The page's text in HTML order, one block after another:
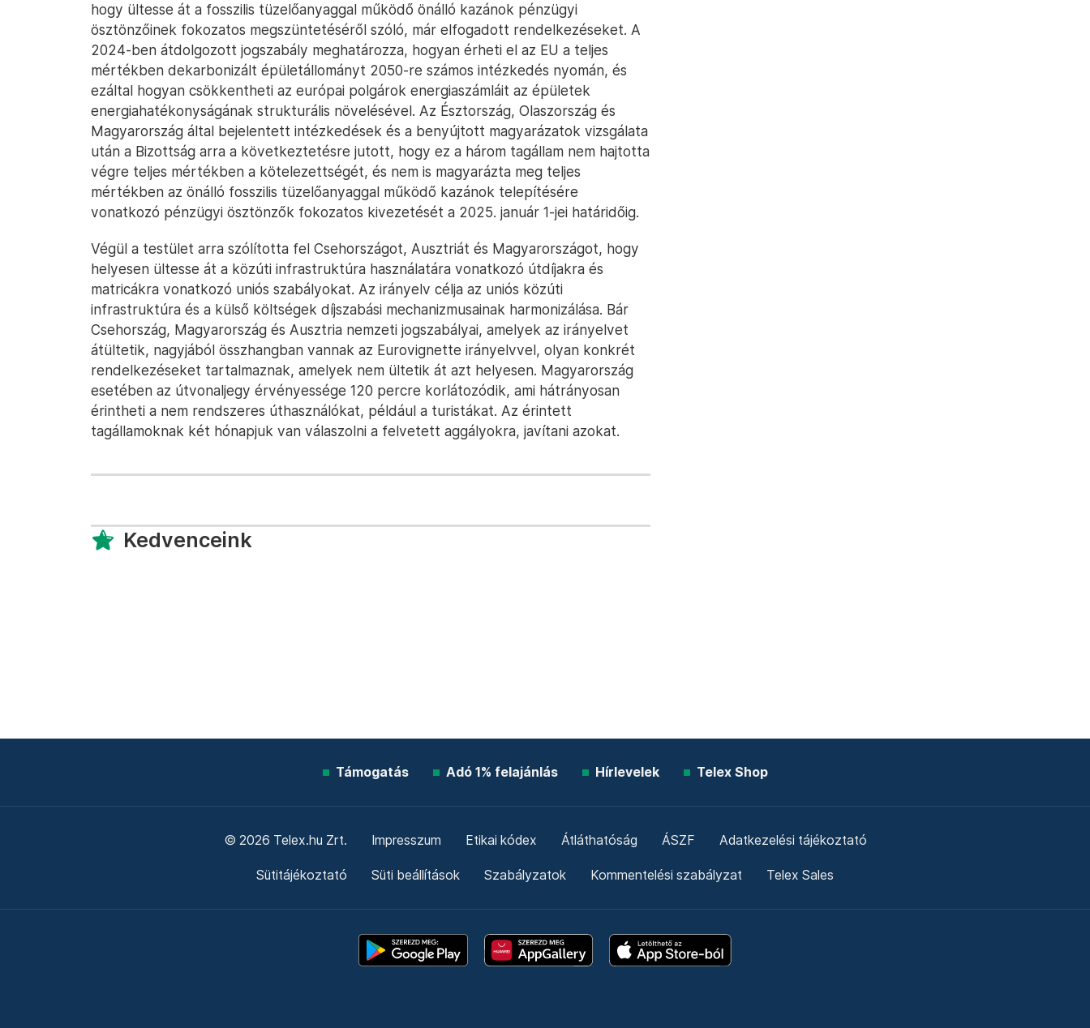
hogy ültesse át a fosszilis tüzelőanyaggal működő önálló kazánok pénzügyi
ösztönzőinek fokozatos megszüntetéséről szóló, már elfogadott rendelkezéseket. A
2024-ben átdolgozott jogszabály meghatározza, hogyan érheti el az EU a teljes
mértékben dekarbonizált épületállományt 2050-re számos intézkedés nyomán, és
ezáltal hogyan csökkentheti az európai polgárok energiaszámláit az épületek
energiahatékonyságának strukturális növelésével. Az Észtország, Olaszország és
Magyarország által bejelentett intézkedések és a benyújtott magyarázatok vizsgálata
után a Bizottság arra a következtetésre jutott, hogy ez a három tagállam nem hajtotta
végre teljes mértékben a kötelezettségét, és nem is magyarázta meg teljes
mértékben az önálló fosszilis tüzelőanyaggal működő kazánok telepítésére
vonatkozó pénzügyi ösztönzők fokozatos kivezetését a 2025. január 1-jei határidőig.
Végül a testület arra szólította fel Csehországot, Ausztriát és Magyarországot, hogy
helyesen ültesse át a közúti infrastruktúra használatára vonatkozó útdíjakra és
matricákra vonatkozó uniós szabályokat. Az irányelv célja az uniós közúti
infrastruktúra és a külső költségek díjszabási mechanizmusainak harmonizálása. Bár
Csehország, Magyarország és Ausztria nemzeti jogszabályai, amelyek az irányelvet
átültetik, nagyjából összhangban vannak az Eurovignette irányelvvel, olyan konkrét
rendelkezéseket tartalmaznak, amelyek nem ültetik át azt helyesen. Magyarország
esetében az útvonaljegy érvényessége 120 percre korlátozódik, ami hátrányosan
érintheti a nem rendszeres úthasználókat, például a turistákat. Az érintett
tagállamoknak két hónapjuk van válaszolni a felvetett aggályokra, javítani azokat.
Kedvenceink
Támogatás Adó 1% felajánlás Hírlevelek Telex Shop
© 2026 Telex.hu Zrt. Impresszum Etikai kódex Átláthatóság ÁSZF Adatkezelési tájékoztató
Sütitájékoztató Süti beállítások Szabályzatok Kommentelési szabályzat Telex Sales